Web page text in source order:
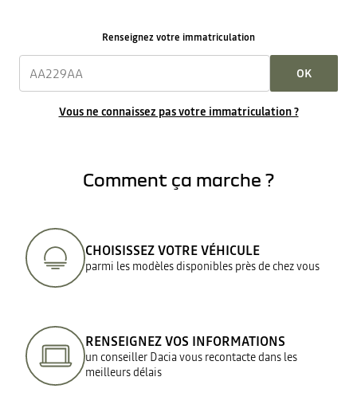
Renseignez votre immatriculation
OK
Vous ne connaissez pas votre immatriculation ?
Comment ça marche ?
CHOISISSEZ VOTRE VÉHICULE
parmi les modèles disponibles près de chez vous
RENSEIGNEZ VOS INFORMATIONS
un conseiller Dacia vous recontacte dans les
meilleurs délais